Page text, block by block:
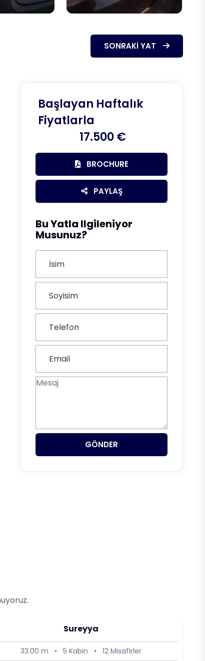
SONRAKI YAT
Başlayan Haftalık
Fiyatlarla
17.500 €
BROCHURE
PAYLAŞ
Bu Yatla Ilgileniyor
Musunuz?
GÖNDER
Sureyya
33.00 m • 5 Kabin • 12 Misafirler